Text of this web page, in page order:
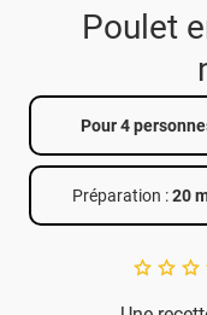
Menu de la semaine
Téléchargez l'app Saveurs
Index des recettes
Guide d'achat
Poulet
Pour 4
Préparation :20
A star